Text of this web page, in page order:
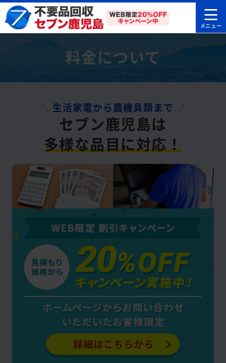
料金について
生活家電から農機具類まで
セブン鹿児島は
多様な品目に対応！